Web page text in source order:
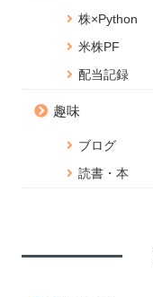
株×Python
米株PF
配当記録
趣味
ブログ
読書・本